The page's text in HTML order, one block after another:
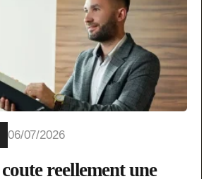
06/07/2026
reellement une